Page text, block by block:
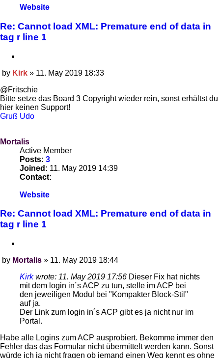
Contact
Website
Re: Cannot load XML: Premature end of data in
tag r line 1
Post
by Kirk » 11. May 2019 18:33
@Fritschie
Bitte setze das Board 3 Copyright wieder rein, sonst erhältst du
hier keinen Support!
Gruß Udo
Mortalis
Active Member
Posts: 3
Joined: 11. May 2019 14:39
Contact:
Contact
Website
Re: Cannot load XML: Premature end of data in
tag r line 1
Post
by Mortalis » 11. May 2019 18:44
Kirkwrote: 11. May 2019 17:56 Dieser Fix hat nichts
mit dem login in´s ACP zu tun, stelle im ACP bei
den jeweiligen Modul bei "Kompakter Block-Stil"
auf ja.
Der Link zum login in´s ACP gibt es ja nicht nur im
Portal.
Habe alle Logins zum ACP ausprobiert. Bekomme immer den
Fehler das das Formular nicht übermittelt werden kann. Sonst
würde ich ja nicht fragen ob jemand einen Weg kennt es ohne